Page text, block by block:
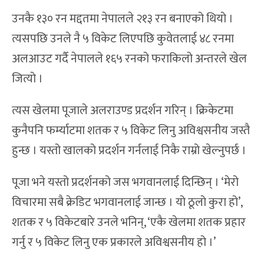
उनकै १३० रन मद्दतमा नेपालले २१३ रन बनाएको थियो ।
त्यसपछि उनले नै ५ विकेट लिएपछि कुवेतलाई ४८ रनमा
अलआउट गर्दै नेपालले १६५ रनको फराकिलो अन्तरले खेल
जित्यो ।
त्यस खेलमा पूजाले अलराउण्ड प्रदर्शन गरिन् । क्रिकेटमा
कुनैपनि फर्म्याटमा शतक र ५ विकेट लिनु अविश्वसनीय जस्तै
हुन्छ । यस्तो खालको प्रदर्शन गर्नलाई निकै राम्रो खेल्नुपर्छ ।
पूजा भने यस्तो प्रदर्शनको जस भगवानलाई दिन्छिन् । ‘मेरो
विचारमा सबै क्रेडिट भगवानलाई जान्छ । यो ठूलो कुरा हो’,
शतक र ५ विकेटबारे उनले भनिन्, ‘एकै खेलमा शतक प्रहार
गर्नु र ५ विकेट लिनु एक प्रकारले अविश्वसनीय हो ।’